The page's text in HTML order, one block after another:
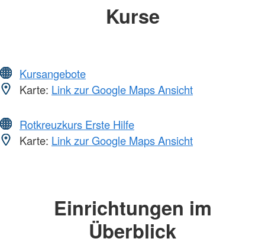
Kurse
Kursangebote
Karte: Link zur Google Maps Ansicht
Rotkreuzkurs Erste Hilfe
Karte: Link zur Google Maps Ansicht
Einrichtungen im
Überblick